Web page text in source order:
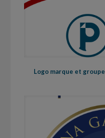
Logo marque et groupe